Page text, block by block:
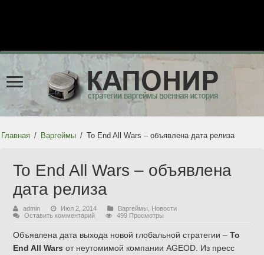
Главная / Варгеймы / To End All Wars – объявлена дата релиза
To End All Wars – объявлена
дата релиза
admin Июл 2, 2014 Варгеймы
Новости
Оставить комментарий
499 Просмотры
Объявлена дата выхода новой глобальной стратегии –To
End All Wars от неутомимой компании AGEOD. Из пресс